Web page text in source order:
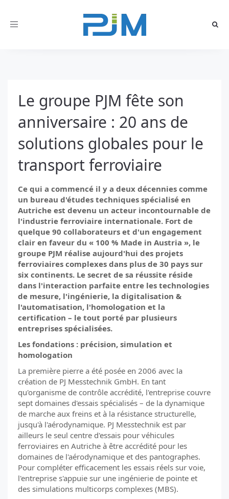
Toggle
Le groupe PJM fête son
anniversaire : 20 ans de
solutions globales pour le
transport ferroviaire
Ce qui a commencé il y a deux décennies comme
un bureau d'études techniques spécialisé en
Autriche est devenu un acteur incontournable de
l'industrie ferroviaire internationale. Fort de
quelque 90 collaborateurs et d'un engagement
clair en faveur du « 100 % Made in Austria », le
groupe PJM réalise aujourd'hui des projets
ferroviaires complexes dans plus de 30 pays sur
six continents. Le secret de sa réussite réside
dans l'interaction parfaite entre les technologies
de mesure, l'ingénierie, la digitalisation &
l'automatisation, l'homologation et la
certification – le tout porté par plusieurs
entreprises spécialisées.
Les fondations : précision, simulation et
homologation
La première pierre a été posée en 2006 avec la
création de PJ Messtechnik GmbH. En tant
qu'organisme de contrôle accrédité, l'entreprise couvre
sept domaines d'essais spécialisés – de la dynamique
de marche aux freins et à la résistance structurelle,
jusqu'à l'aérodynamique. PJ Messtechnik est par
ailleurs le seul centre d'essais pour véhicules
ferroviaires en Autriche à être accrédité pour les
domaines de l'aérodynamique et des pantographes.
Pour compléter efficacement les essais réels sur voie,
l'entreprise s'appuie sur une ingénierie de pointe et
des simulations multicorps complexes (MBS).